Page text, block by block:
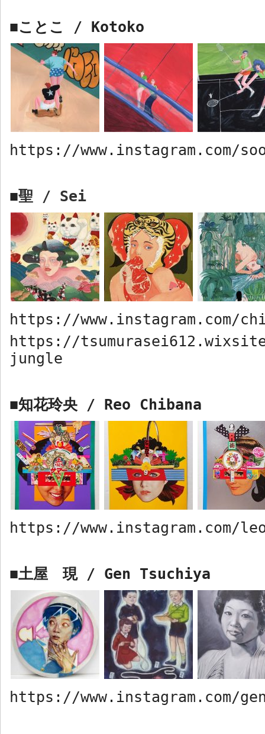
■ことこ / Kotoko
https://www.instagram.com/
■聖 / Sei
https://www.instagram.com/
https://
jungle
■知花玲央 / Reo Chibana
https://www.instagram.com/
■土屋 現 / Gen Tsuchiya
https://www.instagram.com/